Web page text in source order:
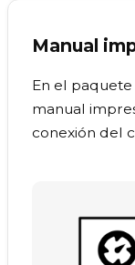
Manual
En el
manual
conexión del